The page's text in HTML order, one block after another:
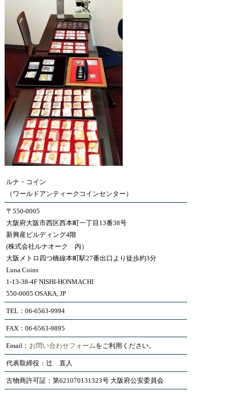
ルナ・コイン
（ワールドアンティークコインセンター）
〒550-0005
大阪府大阪市西区西本町一丁目13番38号
新興産ビルディング4階
(株式会社ルナオーク 内）
大阪メトロ四つ橋線本町駅27番出口より徒歩約3分
Luna Coins
1-13-38-4F NISHI-HONMACHI
550-0005 OSAKA, JP
TEL：06-6563-9994
FAX：06-6563-9895
Email： お問い合わせフォームをご利用ください。
代表取締役：辻 直人
古物商許可証：第621070131323号 大阪府公安委員会